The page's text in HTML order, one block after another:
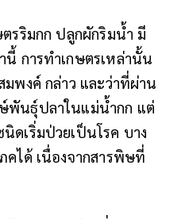
ตรริมกก ปลูกผักริมน้ำ มี
การทำเกษตรเหล่านั้น
พงค์ กล่าว และว่าที่ผ่าน
นธุ์ปลาในแม่น้ำกก แต่
เริ่มป่วยเป็นโรค บาง
คได้ เนื่องจากสารพิษที่